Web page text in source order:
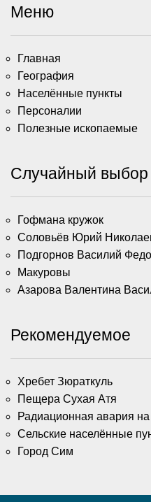
Меню
Главная
География
Населённые пункты
Персоналии
Полезные ископаемые
Случайный выбор
Гофмана кружок
Соловьёв Юрий
Подгорнов Василий
Макуровы
Азарова Валентина
Рекомендуемое
Хребет Зюраткуль
Пещера Сухая Атя
Радиационная авария
Сельские населённые
Город Сим